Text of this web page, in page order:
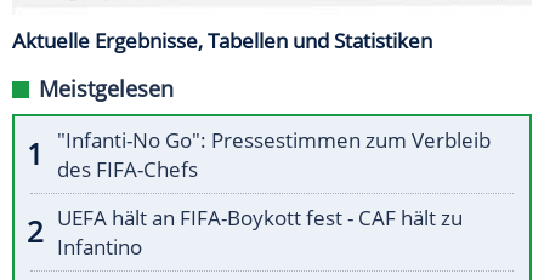
Aktuelle Ergebnisse, Tabellen und Statistiken
Meistgelesen
"Infanti-No Go": Pressestimmen zum Verbleib
des FIFA-Chefs
UEFA hält an FIFA-Boykott fest - CAF hält zu
Infantino